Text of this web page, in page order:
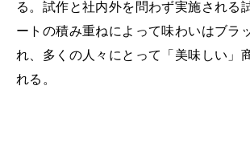
る。試作と社内外を問わず実施される
ートの積み重ねによって味わいはブラ
れ、多くの人々にとって「美味しい」
れる。